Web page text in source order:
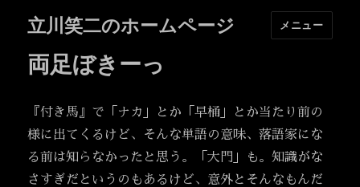
立川笑二のホームページ メニュー
両足ぼきーっ
『付き馬』で「ナカ」とか「早桶」とか当たり前の
様に出てくるけど、そんな単語の意味、落語家にな
る前は知らなかったと思う。「大門」も。知識がな
さすぎだというのもあるけど、意外とそんなもんだ